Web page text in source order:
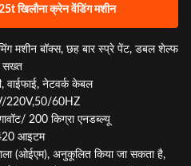
खिलौना क्रेन वेंडिंग मशीन
मशीन बॉक्स, छह बार स्प्रे पेंट, डबल शेल्फ
सख्त
वाईफाई, नेटवर्क केबल
220V,50/60HZ
200 किग्रा एनडब्ल्यू
आइटम
(ओईएम), अनुकूलित किया जा सकता है,